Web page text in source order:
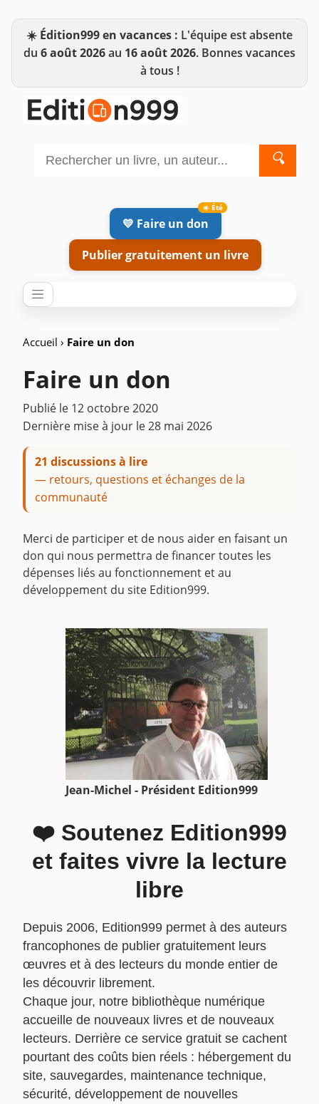
☀️ Édition999 en vacances : L'équipe est absente
du 6 août 2026au 16 août 2026. Bonnes vacances
à tous !
🔍
💛 Faire un don
Publier gratuitement un livre
Accueil › Faire un don
Faire un don
Publié le 12 octobre 2020
Dernière mise à jour le28 mai 2026
21 discussions à lire
— retours, questions et échanges de la
communauté
Merci de participer et de nous aider en faisant un
don qui nous permettra de financer toutes les
dépenses liés au fonctionnement et au
développement du site Edition999.
Jean-Michel - Président Edition999
❤️ Soutenez Edition999
et faites vivre la lecture
libre
Depuis 2006, Edition999 permet à des auteurs
francophones de publier gratuitement leurs
œuvres et à des lecteurs du monde entier de
les découvrir librement.
Chaque jour, notre bibliothèque numérique
accueille de nouveaux livres et de nouveaux
lecteurs. Derrière ce service gratuit se cachent
pourtant des coûts bien réels : hébergement du
site, sauvegardes, maintenance technique,
sécurité, développement de nouvelles